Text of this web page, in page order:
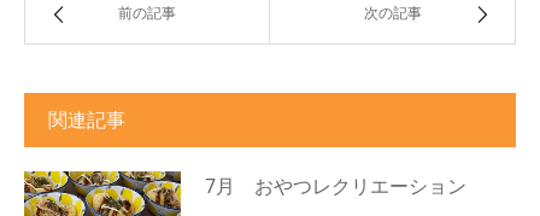
前の記事 次の記事
関連記事
7月 おやつレクリエーション